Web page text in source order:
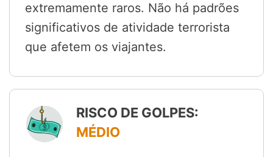
extremamente raros. Não há padrões
significativos de atividade terrorista
que afetem os viajantes.
RISCO DE GOLPES:
MÉDIO